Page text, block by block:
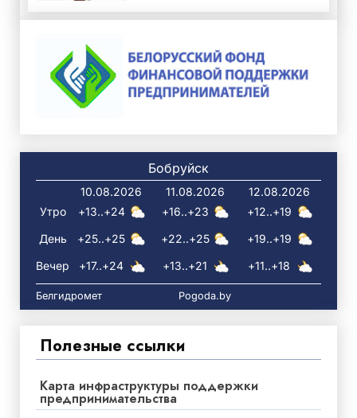
Бобруйск
10.08.2026
+13..+24
+25..+25
+17..+24
11.08.2026
+16..+23
+22..+25
+13..+21
12.08.2026
+12..+19
+19..+19
+11..+18
Вечер
День
Утро
Pogoda.by
Белгидромет
Полезные ссылки
Карта инфраструктуры поддержки
предпринимательства